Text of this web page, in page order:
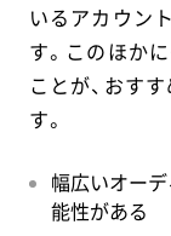
いるアカウン
す。このほか
ことが、おす
す。
幅広いオー
能性がある